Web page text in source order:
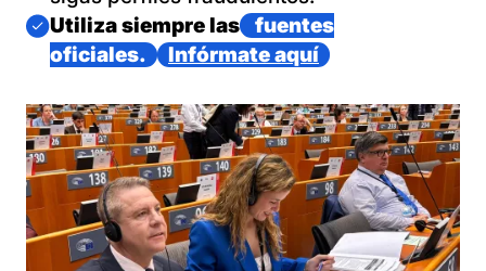
Imagen
Utiliza siempre las
fuentes
oficiales.
Infórmate aquí